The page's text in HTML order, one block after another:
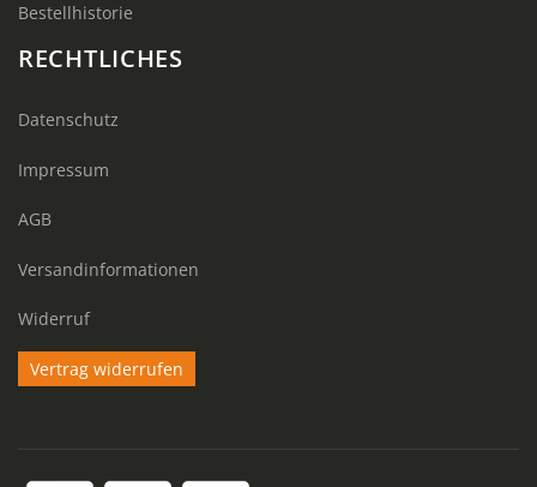
Bestellhistorie
RECHTLICHES
Datenschutz
Impressum
AGB
Versandinformationen
Widerruf
Vertrag widerrufen